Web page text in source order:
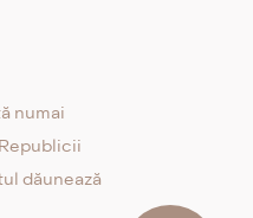
numai
dăunează